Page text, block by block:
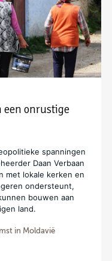
onrustige
spanningen
Daan Verbaan
met lokale kerken en
ondersteunt,
bouwen aan
land.
in Moldavië